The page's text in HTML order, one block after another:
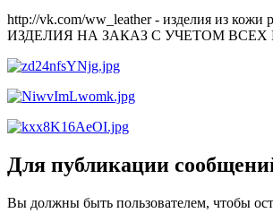
http://vk.com/ww_leather - изделия из кожи
ИЗДЕЛИЯ НА ЗАКАЗ С УЧЕТОМ
Для публикации
Вы должны быть пользователем, чтобы